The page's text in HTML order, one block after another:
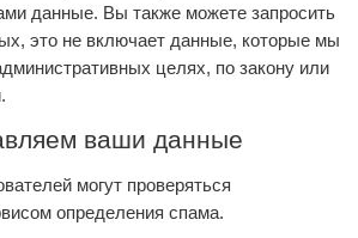
данные. Вы также можете запросить
это не включает данные, которые мы
целях, по закону или
ваши данные
могут проверяться
определения спама.